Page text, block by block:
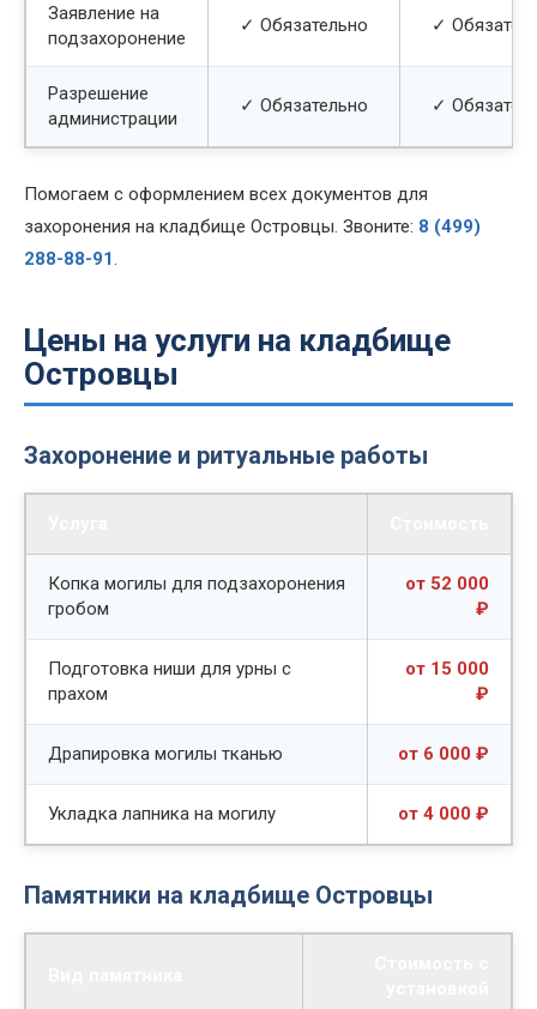
Заявление на
подзахоронение
✓ Обязательно ✓
Разрешение
администрации
✓ Обязательно ✓
Помогаем с оформлением всех документов для
захоронения на кладбище Островцы. Звоните: 8 (499)
288-88-91
Цены на услуги на кладбище
Островцы
Захоронение и ритуальные работы
Копка могилы для подзахоронения
гробом
от 52 000
₽
Подготовка ниши для урны с
прахом
от 15 000
₽
Драпировка могилы тканью от 6 000 ₽
Укладка лапника на могилу от 4 000 ₽
Памятники на кладбище Островцы